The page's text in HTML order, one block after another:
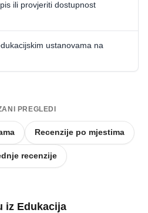
ili provjeriti dostupnost
ustanovama na
PREGLEDI
Recenzije po mjestima
recenzije
iz Edukacija